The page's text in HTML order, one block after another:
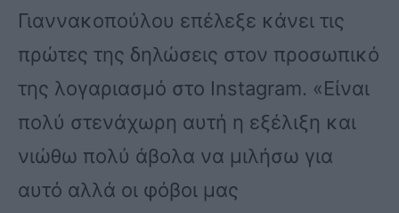
Γιαννακοπούλου επέλεξε κάνει τις
πρώτες της δηλώσεις στον προσωπικό
της λογαριασμό στο Instagram. «Είναι
πολύ στενάχωρη αυτή η εξέλιξη και
νιώθω πολύ άβολα να μιλήσω για
αυτό αλλά οι φόβοι μας